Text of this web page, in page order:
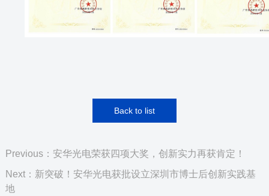
Back to list
Previous：安华光电荣获四项大奖，创新实力再获肯定！
Next：新突破！安华光电获批设立深圳市博士后创新实践基
地